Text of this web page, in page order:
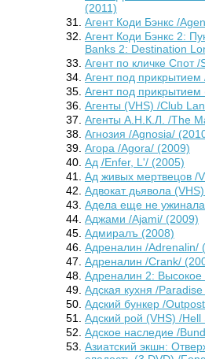
(2011)
Агент Коди Бэнкс /
Агент Коди Бэнкс 2:
Banks 2: Destination
Агент по кличке Спот
Агент под
Агент под
Агенты (VHS) /Club
Агенты А.Н.К.Л. /The
Агнозия /Agnosia/
Агора /Agora/ (2009)
Ад /Enfer, L'/ (2005)
Ад живых мертвецов /
Адвокат дьявола
Адела еще не
Аджами /Ajami/ (2009)
Адмиралъ (2008)
Адреналин /Adrenalin/
Адреналин /Crank/
Адреналин 2:
Адская кухня /
Адский бункер /
Адский рой (VHS) /
Адское наследие /
Азиатский экшн: